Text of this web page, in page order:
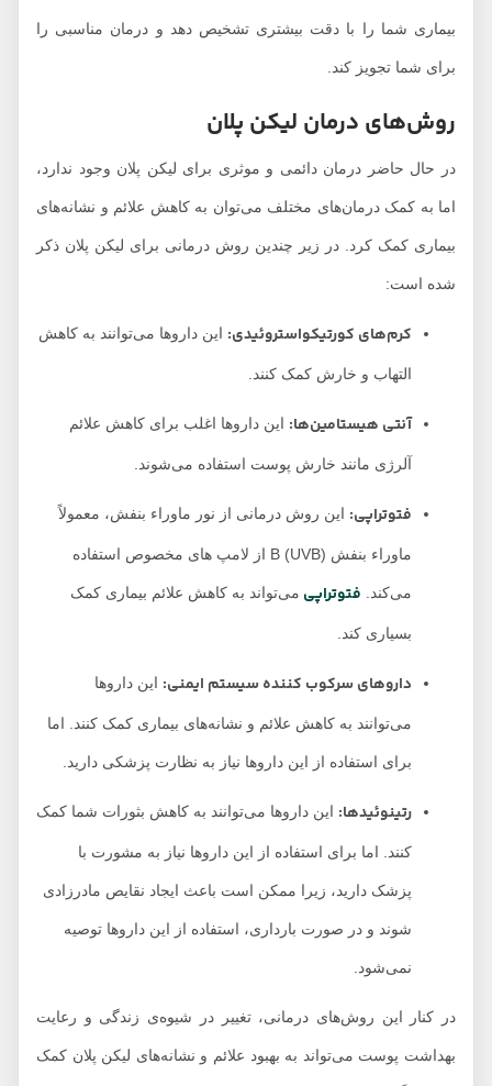
بیماری شما را با دقت بیشتری تشخیص دهد و درمان مناسبی را
برای شما تجویز کند.
روش‌های درمان لیکن پلان
در حال حاضر درمان دائمی و موثری برای لیکن پلان وجود ندارد،
اما به کمک درمان‌های مختلف می‌توان به کاهش علائم و نشانه‌های
بیماری کمک کرد. در زیر چندین روش درمانی برای لیکن پلان ذکر
شده است:
کرم‌های کورتیکواستروئیدی:این داروها می‌توانند به کاهش
التهاب و خارش کمک کنند.
آنتی هیستامین‌ها:این داروها اغلب برای کاهش علائم
آلرژی مانند خارش پوست استفاده می‌شوند.
فتوتراپی:این روش درمانی از نور ماوراء بنفش، معمولاً
ماوراء بنفش B (UVB) از لامپ های مخصوص استفاده
می‌کند.فتوتراپیمی‌تواند به کاهش علائم بیماری کمک
بسیاری کند.
داروهای سرکوب کننده سیستم ایمنی:این داروها
می‌توانند به کاهش علائم و نشانه‌های بیماری کمک کنند. اما
برای استفاده از این داروها نیاز به نظارت پزشکی دارید.
رتینوئیدها:این داروها می‌توانند به کاهش بثورات شما کمک
کنند. اما برای استفاده از این داروها نیاز به مشورت با
پزشک دارید، زیرا ممکن است باعث ایجاد نقایص مادرزادی
شوند و در صورت بارداری، استفاده از این داروها توصیه
نمی‌شود.
در کنار این روش‌های درمانی، تغییر در شیوه‌ی زندگی و رعایت
بهداشت پوست می‌تواند به بهبود علائم و نشانه‌های لیکن پلان کمک